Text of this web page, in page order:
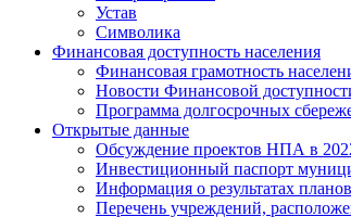
Устав
Символика
Финансовая доступность населения
Финансовая грамотность
Новости Финансовой
Программа долгосрочных
Открытые данные
Обсуждение проектов НПА в
Инвестиционный паспорт
Информация о результатах
Перечень учреждений,